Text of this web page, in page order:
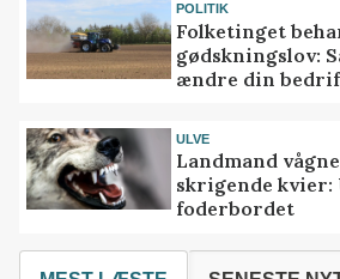
POLITIK
Folketinget
gødskningslov:
ændre din
ULVE
Landmand
skrigende kvier:
foderbordet